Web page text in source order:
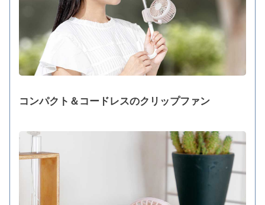
コンパクト＆コードレスのクリップファン